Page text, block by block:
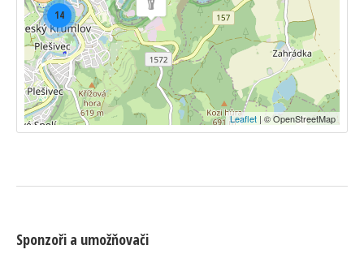
14
Leaflet | © OpenStreetMap
Sponzoři a umožňovači